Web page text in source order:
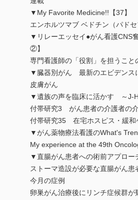
▼My Favorite Medicine!!【37】
エンホルツマブ ベドチン（パド
▼リレーエッセイ●がん看護CNS
②】
専門看護師の「役割」を担うこと
▼臓器別がん 最新のエビデンス
皮膚がん
▼遺族の声を臨床に活かす ～J-
付帯研究3 がん患者の介護者の
付帯研究35 在宅ホスピス・緩和
▼がん薬物療法看護のWhat's
My experience at the 49th
▼直腸がん患者への術前アプロー
ストーマ造設が必要な直腸がん患
今月の症例
卵巣がん治療後にリンチ症候群